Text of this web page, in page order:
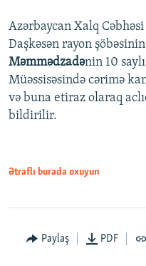
Auto 240p
720p
Azərbaycan Xalq
Daşkəsən rayon
Məmmədzadənin 10
Müəssisəsində cərimə
və buna etiraz olaraq
bildirilir.
Ətraflı burada oxuyun
Paylaş PDF